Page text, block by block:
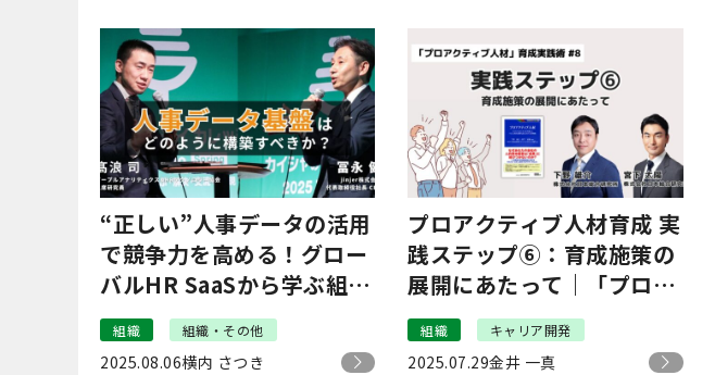
“正しい”人事データの活用
で競争力を高める！グロー
バルHR SaaSから学ぶ組織
戦略の未来
組織 組織・その他
2025.08.06横内 さつき
プロアクティブ人材育成 実
践ステップ⑥：育成施策の
展開にあたって｜「プロア
クティブ人材」育成実践術
#8組織 キャリア開発
2025.07.29金井 一真